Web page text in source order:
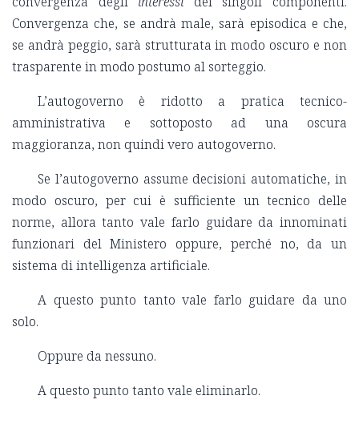
Convergenza che, se andrà male, sarà episodica e che,
se andrà peggio, sarà strutturata in modo oscuro e non
trasparente in modo postumo al sorteggio.
L’autogoverno è ridotto a pratica tecnico-
amministrativa e sottoposto ad una oscura
maggioranza, non quindi vero autogoverno.
Se l’autogoverno assume decisioni automatiche, in
modo oscuro, per cui è sufficiente un tecnico delle
norme, allora tanto vale farlo guidare da innominati
funzionari del Ministero oppure, perché no, da un
sistema di intelligenza artificiale.
A questo punto tanto vale farlo guidare da uno
solo.
Oppure da nessuno.
A questo punto tanto vale eliminarlo.